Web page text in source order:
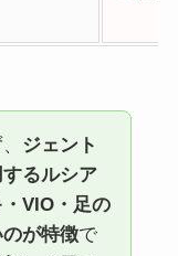
ジェント
るルシア
VIO・足の
が特徴で